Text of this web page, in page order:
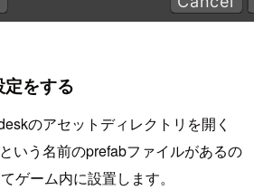
をする
のアセットディレクトリを開く
いう名前のprefabファイルがあるの
ゲーム内に設置します。